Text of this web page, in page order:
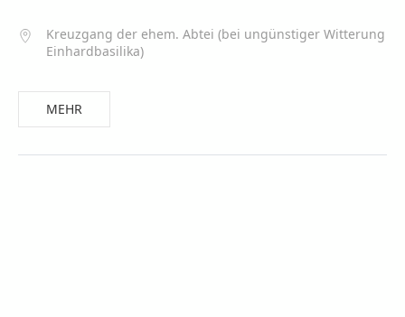
Kreuzgang der ehem. Abtei (bei ungünstiger Witterung
Einhardbasilika)
MEHR